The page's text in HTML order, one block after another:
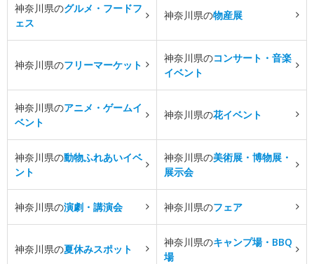
神奈川県のグルメ・フードフ
ェス
神奈川県の物産展
神奈川県のフリーマーケット
神奈川県のコンサート・音楽
イベント
神奈川県のアニメ・ゲームイ
ベント
神奈川県の花イベント
神奈川県の動物ふれあいイベ
ント
神奈川県の美術展・博物展・
展示会
神奈川県の演劇・講演会 神奈川県のフェア
神奈川県の夏休みスポット
神奈川県のキャンプ場・BBQ
場